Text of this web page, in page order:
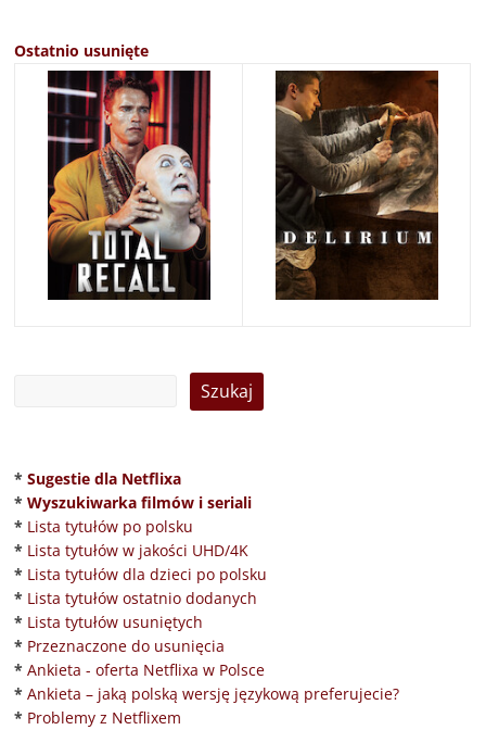
Ostatnio usunięte
* Sugestie dla Netflixa
* Wyszukiwarka filmów i seriali
* Lista tytułów po polsku
* Lista tytułów w jakości UHD/4K
* Lista tytułów dla dzieci po polsku
* Lista tytułów ostatnio dodanych
* Lista tytułów usuniętych
* Przeznaczone do usunięcia
* Ankieta - oferta Netflixa w Polsce
* Ankieta – jaką polską wersję językową preferujecie?
* Problemy z Netflixem